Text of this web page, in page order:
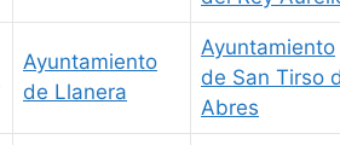
Ayuntamiento
de Llanera
Ayuntamiento
de San Tirso
Abres